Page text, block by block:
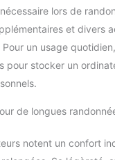
lors de
et divers
un usage
pour stocker un
de longues
notent un confort